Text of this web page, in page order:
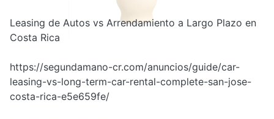
Leasing de Autos vs Arrendamiento a Largo Plazo en
Costa Rica
https://segundamano-cr.com/anuncios/guide/car-
leasing-vs-long-term-car-rental-complete-san-jose-
costa-rica-e5e659fe/